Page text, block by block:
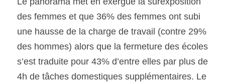
des femmes et que 36% des femmes ont subi
une hausse de la charge de travail (contre 29%
des hommes) alors que la fermeture des écoles
s’est traduite pour 43% d’entre elles par plus de
4h de tâches domestiques supplémentaires. Le